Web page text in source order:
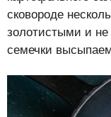
сковороде
золотистыми и
семечки